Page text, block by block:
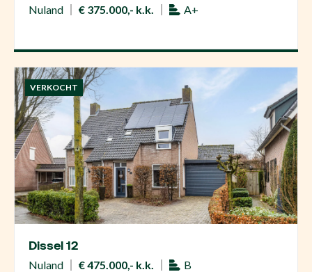
Nuland € 375.000,- k.k. A+
VERKOCHT
Dissel 12
Nuland € 475.000,- k.k. B